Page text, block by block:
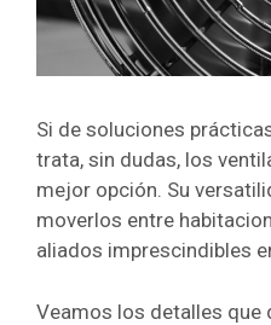
Si de soluciones
trata, sin dudas, los
mejor opción. Su
moverlos entre
aliados imprescindibles
Veamos los detalles que